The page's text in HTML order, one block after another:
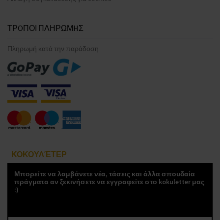
ΤΡOΠΟΙ ΠΛΗΡΩΜHΣ
Πληρωμή κατά την παράδοση
ΚΟΚΟΥΛΈΤΕΡ
Μπορείτε να λαμβάνετε νέα, τάσεις και άλλα σπουδαία
πράγματα αν ξεκινήσετε να εγγραφείτε στο kokuletter μας
:)